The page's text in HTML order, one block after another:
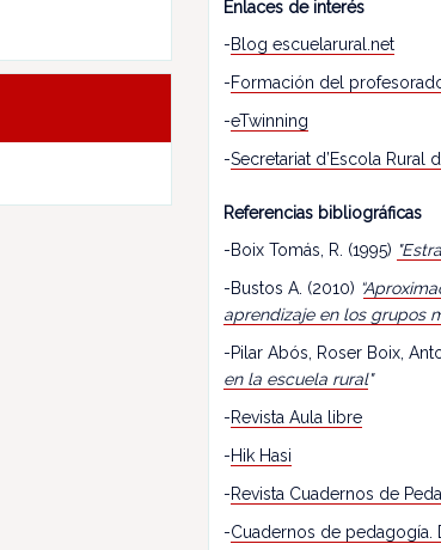
Enlaces de interés
-Blog escuelarural.net
-Formación del
-eTwinning
-Secretariat d’Escola Rural
Referencias bibliográficas
-Boix Tomás, R. (1995)
-Bustos A. (2010) “
aprendizaje en los grupos
-Pilar Abós, Roser Boix,
en la escuela rural"
-Revista Aula libre
-Hik Hasi
-Revista Cuadernos de
-Cuadernos de pedagogía.